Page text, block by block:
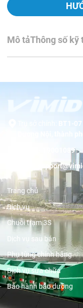
Mô tảThông số kỹ
BT1-
Dương Nội, thành
19001089
Trang chủ
Dịch vụ
Chuỗi trạm 3S
Dịch vụ sau bán
Phụ tùng chính hãng
Dịch vụ sửa chữa
Bảo hành bảo dưỡng